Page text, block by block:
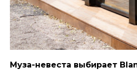
Муза-невеста выбирает